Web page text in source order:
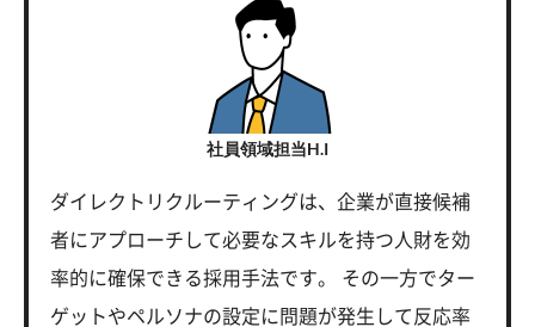
ダイレクトリクルーティングは、企業が直接候補
者にアプローチして必要なスキルを持つ人財を効
率的に確保できる採用手法です。 その一方でター
ゲットやペルソナの設定に問題が発生して反応率
社員領域担当H.I